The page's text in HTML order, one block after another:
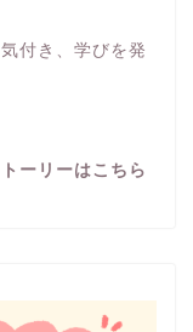
付き、学びを発
ーリーはこちら